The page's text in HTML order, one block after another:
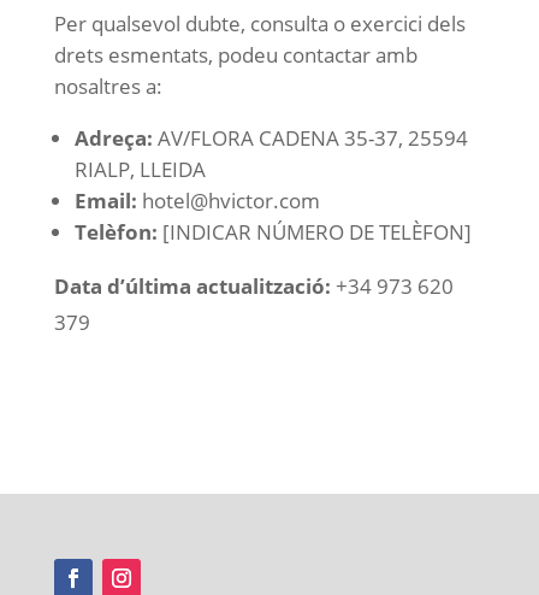
Per qualsevol dubte, consulta o exercici dels
drets esmentats, podeu contactar amb
nosaltres a:
Adreça: AV/FLORA CADENA 35-37, 25594
RIALP, LLEIDA
Email: hotel@hvictor.com
Telèfon: [INDICAR NÚMERO DE TELÈFON]
Data d’última actualització: +34 973 620
379